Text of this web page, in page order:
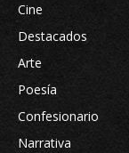
Cine
Destacados
Arte
Poesía
Confesionario
Narrativa